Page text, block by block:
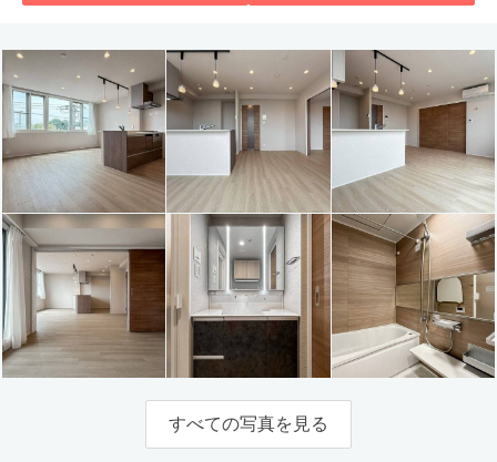
すべての写真を見る